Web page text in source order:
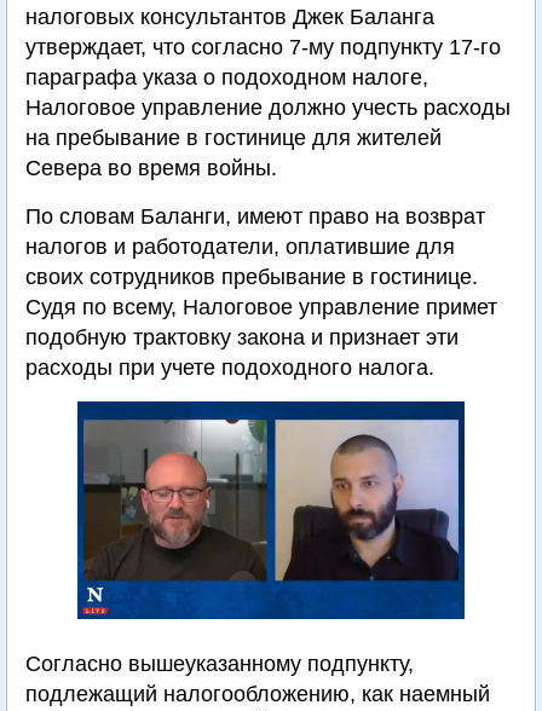
налоговых консультантов Джек Баланга
утверждает, что согласно 7-му подпункту 17-го
параграфа указа о подоходном налоге,
Налоговое управление должно учесть расходы
на пребывание в гостинице для жителей
Севера во время войны.
По словам Баланги, имеют право на возврат
налогов и работодатели, оплатившие для
своих сотрудников пребывание в гостинице.
Судя по всему, Налоговое управление примет
подобную трактовку закона и признает эти
расходы при учете подоходного налога.
Согласно вышеуказанному подпункту,
подлежащий налогообложению, как наемный